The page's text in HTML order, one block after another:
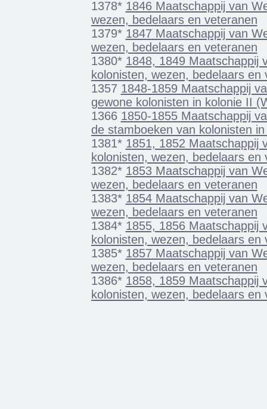
1378* 1846 Maatschappij van
wezen, bedelaars en veteranen
1379* 1847 Maatschappij van
wezen, bedelaars en veteranen
1380* 1848, 1849 Maatschappij
kolonisten, wezen, bedelaars en
1357 1848-1859 Maatschappij
gewone kolonisten in kolonie II
1366 1850-1855 Maatschappij
de stamboeken van kolonisten
1381* 1851, 1852 Maatschappij
kolonisten, wezen, bedelaars en
1382* 1853 Maatschappij van
wezen, bedelaars en veteranen
1383* 1854 Maatschappij van
wezen, bedelaars en veteranen
1384* 1855, 1856 Maatschappij
kolonisten, wezen, bedelaars en
1385* 1857 Maatschappij van
wezen, bedelaars en veteranen
1386* 1858, 1859 Maatschappij
kolonisten, wezen, bedelaars en